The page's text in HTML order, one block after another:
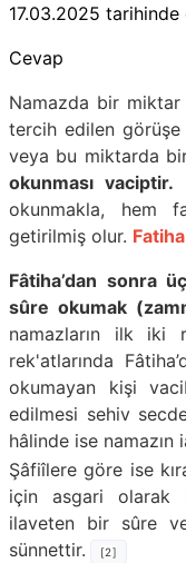
17.03.2025 tarihinde
Cevap
Namazda bir miktar
tercih edilen
veya bu miktarda bir
okunması vaciptir.
okunmakla, hem
getirilmiş olur.
Fâtiha’dan sonra
sûre okumak
namazların ilk iki
rek'atlarında
okumayan kişi
edilmesi sehiv
hâlinde ise namazın
Şâfiîlere göre ise
için asgari olarak
ilaveten bir sûre
sünnettir.
[2]